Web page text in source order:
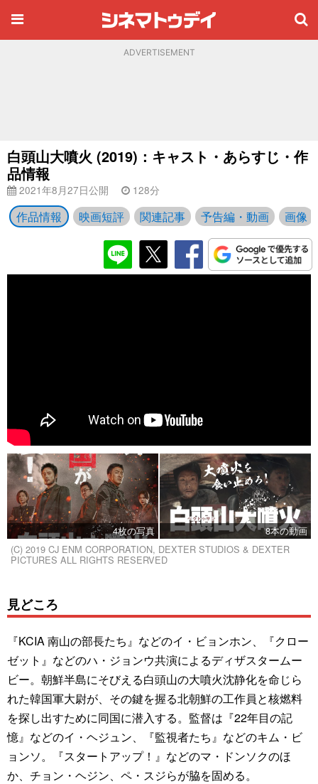
ADVERTISEMENT
白頭山大噴火 (2019)：キャスト・あらすじ・作
品情報
2021年8月27日公開 128分
作品情報 映画短評 関連記事 予告編・動画 画像
4枚の写真
8本の動画
(C) 2019 CJ ENM CORPORATION, DEXTER STUDIOS & DEXTER
PICTURES ALL RIGHTS RESERVED
見どころ
『KCIA 南山の部長たち』などのイ・ビョンホン、『クロー
ゼット』などのハ・ジョンウ共演によるディザスタームー
ビー。朝鮮半島にそびえる白頭山の大噴火沈静化を命じら
れた韓国軍大尉が、その鍵を握る北朝鮮の工作員と核燃料
を探し出すために同国に潜入する。監督は『22年目の記
憶』などのイ・ヘジュン、『監視者たち』などのキム・ビ
ョンソ。『スタートアップ！』などのマ・ドンソクのほ
か、チョン・ヘジン、ペ・スジらが脇を固める。